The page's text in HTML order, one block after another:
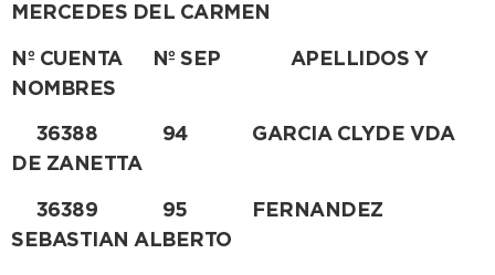
MERCEDES DEL CARMEN
Nº CUENTA Nº SEP APELLIDOS Y
NOMBRES
36388 94 GARCIA CLYDE VDA
DE ZANETTA
36389 95 FERNANDEZ
SEBASTIAN ALBERTO